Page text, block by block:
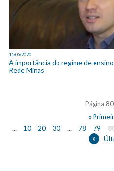
11/05/2020
A importância do regime de
Rede Minas
Página
«
... 10 20 30 ... 78 79
»